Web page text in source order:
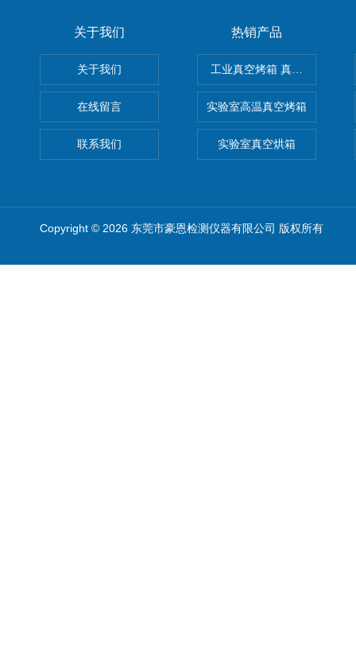
关于我们
关于我们
在线留言
联系我们
热销产品
工业真空烤箱 真空烘箱
实验室高温真空烤箱
实验室真空烘箱
Copyright © 2026 东莞市豪恩检测仪器有限公司 版权所有